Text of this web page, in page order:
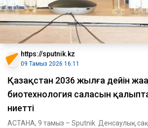
https://sputnik.kz
09 Тамыз 2026 16:11
Қазақстан 2036 жылға дейін жаңа
биотехнология саласын
ниетті
АСТАНА, 9 тамыз – Sputnik. Денсаулық